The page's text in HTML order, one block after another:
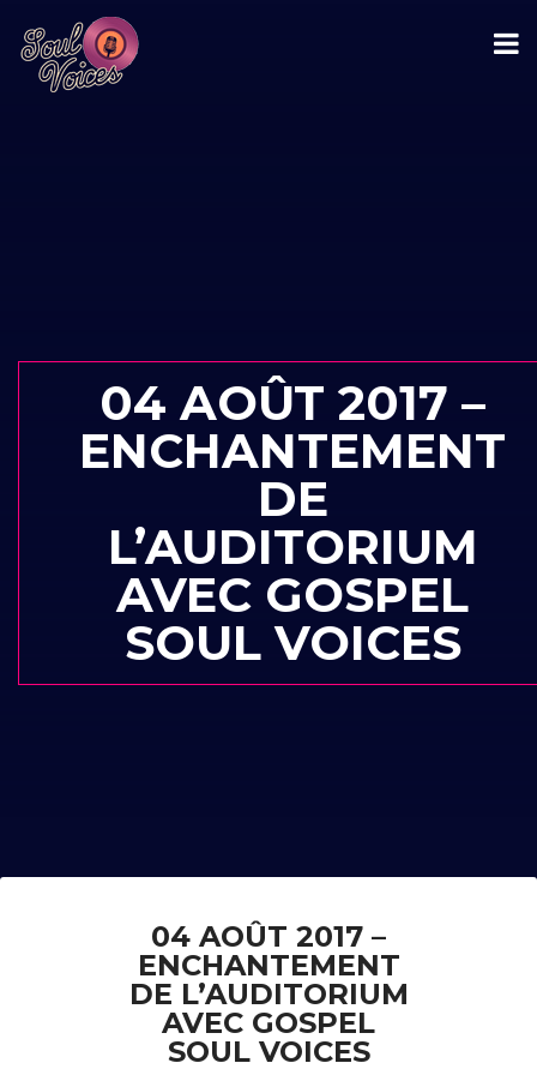
04 AOÛT 2017 –
ENCHANTEMENT
DE
L’AUDITORIUM
AVEC GOSPEL
SOUL VOICES
04 AOÛT 2017 –
ENCHANTEMENT
DE L’AUDITORIUM
AVEC GOSPEL
SOUL VOICES